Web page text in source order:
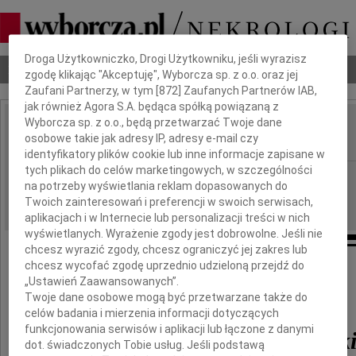
Nekrologi Odeszli Poradnik pogrzebowy
IMIĘ I NAZWISKO: Władysław Gawroński
REGION: Wrocław
DATA EMISJI: 09.07.2010
że w dniu 8 lipca 2010 roku zmarł
Władysław Gawroński
Dbamy o Twoją prywatność
Droga Użytkowniczko, Drogi Użytkowniku, jeśli wyrazisz
zgodę klikając "Akceptuję", Wyborcza sp. z o.o. oraz jej
Zaufani Partnerzy, w tym [872 ] Zaufanych Partnerów IAB,
jak również Agora S.A. będąca spółką powiązaną z
Wyborcza sp. z o.o., będą przetwarzać Twoje dane
osobowe takie jak adresy IP, adresy e-mail czy
identyfikatory plików cookie lub inne informacje zapisane w
tych plikach do celów marketingowych, w szczególności
na potrzeby wyświetlania reklam dopasowanych do
Twoich zainteresowań i preferencji w swoich serwisach,
aplikacjach i w Internecie lub personalizacji treści w nich
wyświetlanych. Wyrażenie zgody jest dobrowolne. Jeśli nie
chcesz wyrazić zgody, chcesz ograniczyć jej zakres lub
chcesz wycofać zgodę uprzednio udzieloną przejdź do
„Ustawień Zaawansowanych”.
Twoje dane osobowe mogą być przetwarzane także do
celów badania i mierzenia informacji dotyczących
funkcjonowania serwisów i aplikacji lub łączone z danymi
dot. świadczonych Tobie usług. Jeśli podstawą